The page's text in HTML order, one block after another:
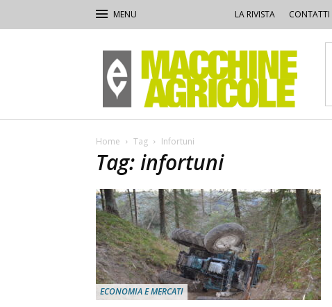
LA RIVISTA CONTATTI
Macchine
Agricole
Home Tag Infortuni
Tag: infortuni
ECONOMIA E MERCATI